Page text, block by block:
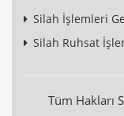
Silah İşlemleri
Silah Ruhsat
Tüm Hakları